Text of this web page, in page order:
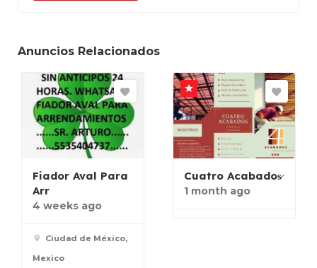
Anuncios Relacionados
Fiador Aval Para
Arr
4 weeks ago
Ciudad de México,
Mexico
Cuatro Acabados̷
1 month ago